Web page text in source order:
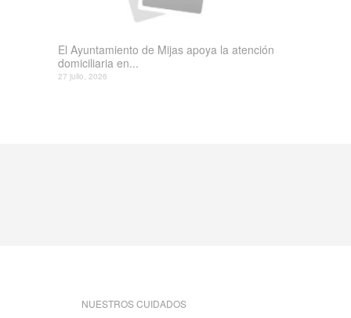
El Ayuntamiento de Mijas apoya la atención
domiciliaria en...
27 julio, 2026
NUESTROS CUIDADOS